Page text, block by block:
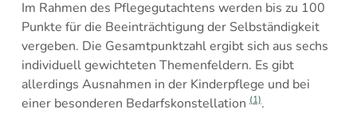
Im Rahmen des Pflegegutachtens werden bis zu 100
Punkte für die Beeinträchtigung der Selbständigkeit
vergeben. Die Gesamtpunktzahl ergibt sich aus sechs
individuell gewichteten Themenfeldern. Es gibt
allerdings Ausnahmen in der Kinderpflege und bei
einer besonderen Bedarfskonstellation(1).